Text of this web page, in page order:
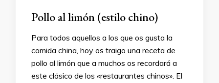
Pollo al limón (estilo chino)
Para todos aquellos a los que os gusta la
comida china, hoy os traigo una receta de
pollo al limón que a muchos os recordará a
este clásico de los «restaurantes chinos». El